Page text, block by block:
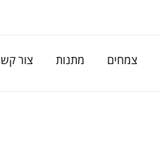
צמחים מתנות צור